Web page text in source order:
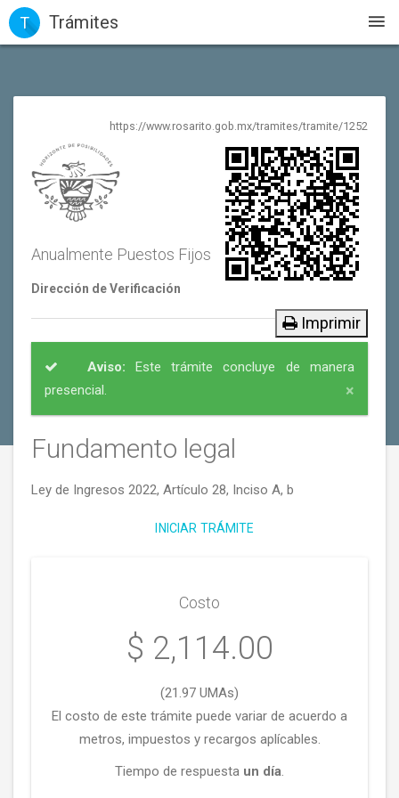
T Trámites
https://www.rosarito.gob.mx/tramites/tramite/1252
Anualmente Puestos Fijos
Dirección de Verificación
Imprimir
Aviso: Este trámite concluye de manera
presencial.
×
Fundamento legal
Ley de Ingresos 2022, Artículo 28, Inciso A, b
INICIAR TRÁMITE
Costo
$ 2,114.00
(21.97 UMAs)
El costo de este trámite puede variar de acuerdo a
metros, impuestos y recargos aplícables.
Tiempo de respuesta un día.